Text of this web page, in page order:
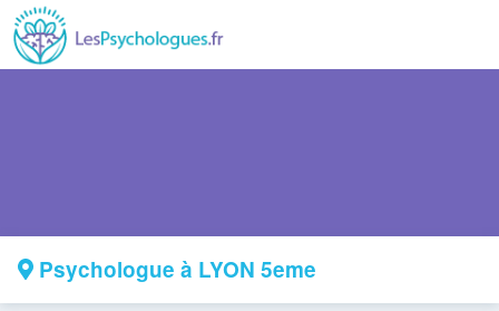
Psychologue à LYON 5eme